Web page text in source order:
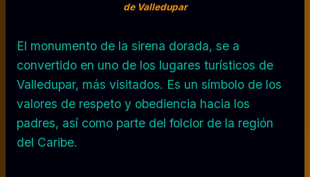
de Valledupar
El monumento de la sirena dorada, se a
convertido en uno de los lugares turísticos de
Valledupar, más visitados. Es un símbolo de los
valores de respeto y obediencia hacia los
padres, así como parte del folclor de la región
del Caribe.